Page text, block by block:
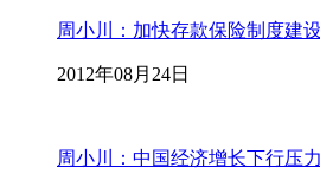
周小川：加快存款保险制度建
2012年08月24日
周小川：中国经济增长下行压